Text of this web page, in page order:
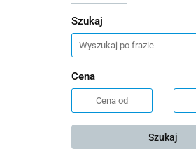
Szukaj
Cena
Szukaj